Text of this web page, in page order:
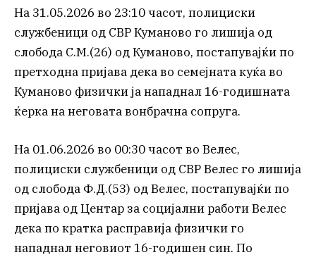
На 31.05.2026 во 23:10 часот, полициски
службеници од СВР Куманово го лишија од
слобода С.М.(26) од Куманово, постапувајќи по
претходна пријава дека во семејната куќа во
Куманово физички ја нападнал 16-годишната
ќерка на неговата вонбрачна сопруга.
На 01.06.2026 во 00:30 часот во Велес,
полициски службеници од СВР Велес го лишија
од слобода Ф.Д.(53) од Велес, постапувајќи по
пријава од Центар за социјални работи Велес
дека по кратка расправија физички го
нападнал неговиот 16-годишен син. По